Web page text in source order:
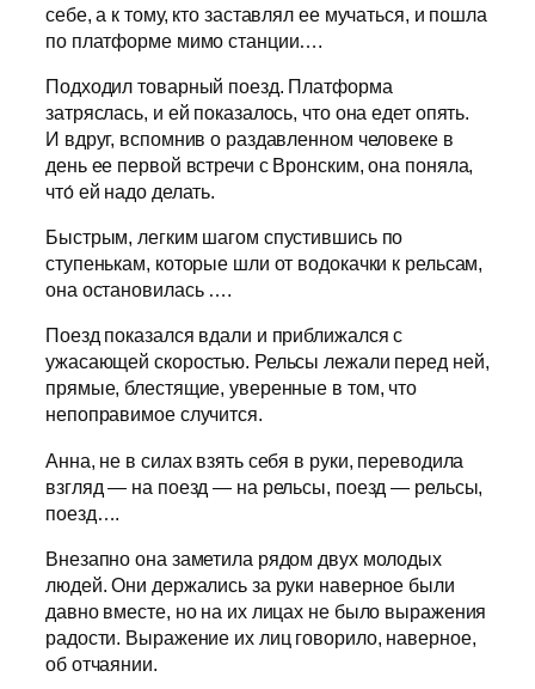
себе, а к тому, кто заставлял ее мучаться, и пошла
по платформе мимо станции….
Подходил товарный поезд. Платформа
затряслась, и ей показалось, что она едет опять.
И вдруг, вспомнив о раздавленном человеке в
день ее первой встречи с Вронским, она поняла,
что́ ей надо делать.
Быстрым, легким шагом спустившись по
ступенькам, которые шли от водокачки к рельсам,
она остановилась ….
Поезд показался вдали и приближался с
ужасающей скоростью. Рельсы лежали перед ней,
прямые, блестящие, уверенные в том, что
непоправимое случится.
Анна, не в силах взять себя в руки, переводила
взгляд — на поезд — на рельсы, поезд — рельсы,
поезд….
Внезапно она заметила рядом двух молодых
людей. Они держались за руки наверное были
давно вместе, но на их лицах не было выражения
радости. Выражение их лиц говорило, наверное,
об отчаянии.